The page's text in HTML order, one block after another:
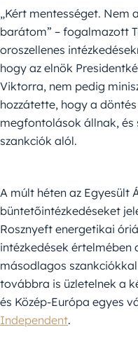
„Kért mentességet. Nem
barátom” – fogalmazott
oroszellenes
hogy az elnök
Viktorra, nem pedig
hozzátette, hogy a
megfontolások állnak,
szankciók alól.
A múlt héten az Egyesült
büntetőintézkedéseket
Rosznyeft energetikai
intézkedések értelmében
másodlagos
továbbra is üzletelnek a
és Közép-Európa egyes
Independent.